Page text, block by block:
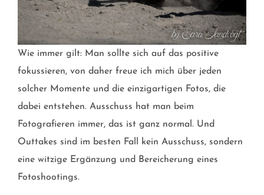
Wie immer gilt: Man sollte sich auf das positive
fokussieren, von daher freue ich mich über jeden
solcher Momente und die einzigartigen Fotos, die
dabei entstehen. Ausschuss hat man beim
Fotografieren immer, das ist ganz normal. Und
Outtakes sind im besten Fall kein Ausschuss, sondern
eine witzige Ergänzung und Bereicherung eines
Fotoshootings.